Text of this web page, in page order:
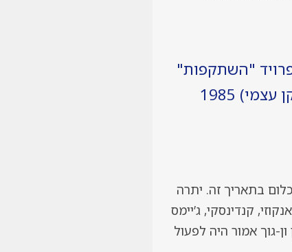
"השתקפות"
עצמי) 1985
לאמיתו של דבר – לא קרה כלום בתאריך זה. יתרה
קנדינסקי, ג’יימס
עוד בשלהי המאה ה-19. אפילו צייר כגון ון-גוך אמור היה לפעול